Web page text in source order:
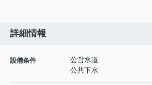
詳細情報
設備条件
公営水道
公共下水